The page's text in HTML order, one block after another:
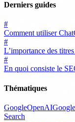
Derniers guides
#
Comment utiliser
#
L’importance des
#
En quoi consiste le
Thématiques
GoogleOpenAI
Search